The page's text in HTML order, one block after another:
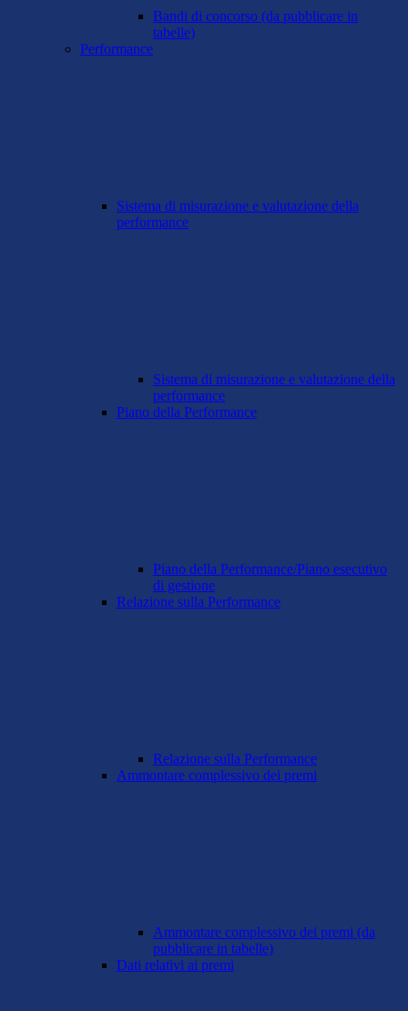
Bandi di concorso (da pubblicare in
tabelle)
Performance
Sistema di misurazione e valutazione della
performance
Sistema di misurazione e valutazione della
performance
Piano della Performance
Piano della Performance/Piano esecutivo
di gestione
Relazione sulla Performance
Relazione sulla Performance
Ammontare complessivo dei premi
Ammontare complessivo dei premi (da
pubblicare in tabelle)
Dati relativi ai premi